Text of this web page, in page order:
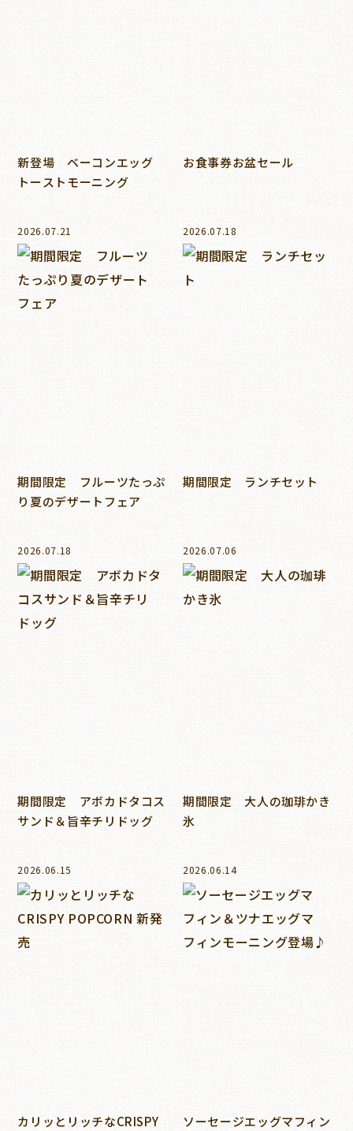
新登場 ベーコンエッグ
トーストモーニング
お食事券お盆セール
2026.07.21
期間限定 フルーツたっぷ
り夏のデザートフェア
2026.07.18
期間限定 ランチセット
2026.07.18
期間限定 アボカドタコス
サンド＆旨辛チリドッグ
2026.07.06
期間限定 大人の珈琲かき
氷
2026.06.15
カリッとリッチなCRISPY
2026.06.14
ソーセージエッグマフィン